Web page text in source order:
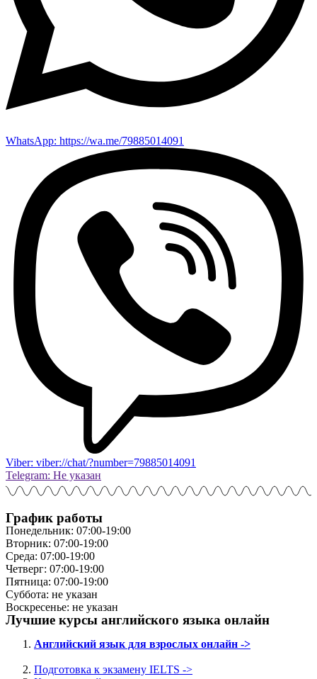
WhatsApp: https://wa.me/79885014091
Viber: viber://chat/?number=79885014091
Telegram: Не указан
График работы
Понедельник: 07:00-19:00
Вторник: 07:00-19:00
Среда: 07:00-19:00
Четверг: 07:00-19:00
Пятница: 07:00-19:00
Суббота: не указан
Воскресенье: не указан
Лучшие курсы английского языка онлайн
Английский язык для взрослых онлайн ->
Подготовка к экзамену IELTS ->